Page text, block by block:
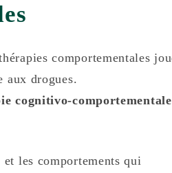
comportementales
aux drogues.
cognitivo-comportementale
les comportements qui